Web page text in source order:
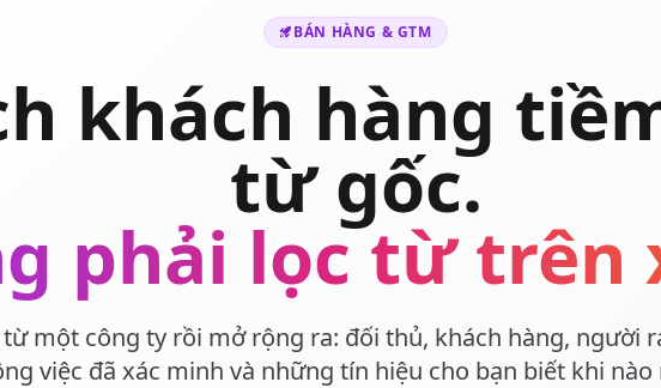
BÁN HÀNG & GTM
khách hàng
từ gốc.
phải lọc từ trên
từ một công ty rồi mở rộng ra: đối thủ, khách hàng, người
việc đã xác minh và những tín hiệu cho bạn biết khi nào